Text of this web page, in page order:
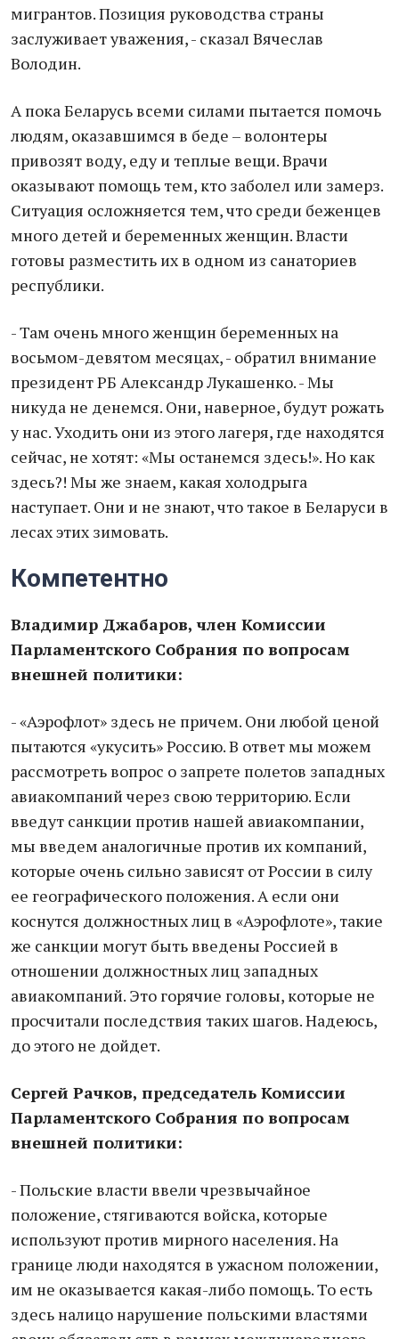
мигрантов. Позиция руководства страны
заслуживает уважения, - сказал Вячеслав
Володин.
А пока Беларусь всеми силами пытается помочь
людям, оказавшимся в беде – волонтеры
привозят воду, еду и теплые вещи. Врачи
оказывают помощь тем, кто заболел или замерз.
Ситуация осложняется тем, что среди беженцев
много детей и беременных женщин. Власти
готовы разместить их в одном из санаториев
республики.
- Там очень много женщин беременных на
восьмом-девятом месяцах, - обратил внимание
президент РБ Александр Лукашенко. - Мы
никуда не денемся. Они, наверное, будут рожать
у нас. Уходить они из этого лагеря, где находятся
сейчас, не хотят: «Мы останемся здесь!». Но как
здесь?! Мы же знаем, какая холодрыга
наступает. Они и не знают, что такое в Беларуси в
лесах этих зимовать.
Компетентно
Владимир Джабаров, член Комиссии
Парламентского Собрания по вопросам
внешней политики:
- «Аэрофлот» здесь не причем. Они любой ценой
пытаются «укусить» Россию. В ответ мы можем
рассмотреть вопрос о запрете полетов западных
авиакомпаний через свою территорию. Если
введут санкции против нашей авиакомпании,
мы введем аналогичные против их компаний,
которые очень сильно зависят от России в силу
ее географического положения. А если они
коснутся должностных лиц в «Аэрофлоте», такие
же санкции могут быть введены Россией в
отношении должностных лиц западных
авиакомпаний. Это горячие головы, которые не
просчитали последствия таких шагов. Надеюсь,
до этого не дойдет.
Сергей Рачков, председатель Комиссии
Парламентского Собрания по вопросам
внешней политики:
- Польские власти ввели чрезвычайное
положение, стягиваются войска, которые
используют против мирного населения. На
границе люди находятся в ужасном положении,
им не оказывается какая-либо помощь. То есть
здесь налицо нарушение польскими властями